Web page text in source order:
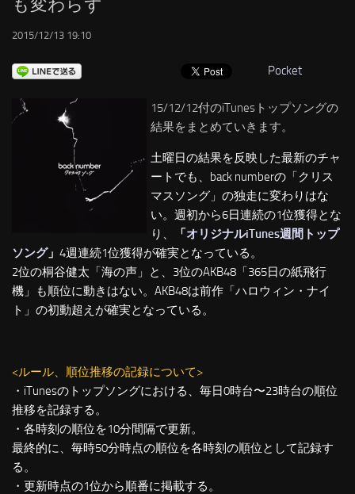
も変わらず
2015/12/13 19:10
Pocket
15/12/12付のiTunesトップソングの
結果をまとめていきます。
土曜日の結果を反映した最新のチャ
ートでも、back numberの「クリス
マスソング」の独走に変わりはな
い。週初から6日連続の1位獲得とな
り、
「オリジナルiTunes週間トップ
ソング」 4週連続1位獲得が確実となっている。
2位の桐谷健太「海の声」と、3位のAKB48「365日の紙飛行
機」も順位に動きはない。AKB48は前作「ハロウィン・ナイ
ト」の初動超えが確実となっている。
<ルール、順位推移の記録について>
・iTunesのトップソングにおける、毎日0時台〜23時台の順位
推移を記録する。
・各時刻の順位を10分間隔で更新。
最終的に、毎時50分時点の順位を各時刻の順位として記録す
る。
・更新時点の1位から順番に掲載する。